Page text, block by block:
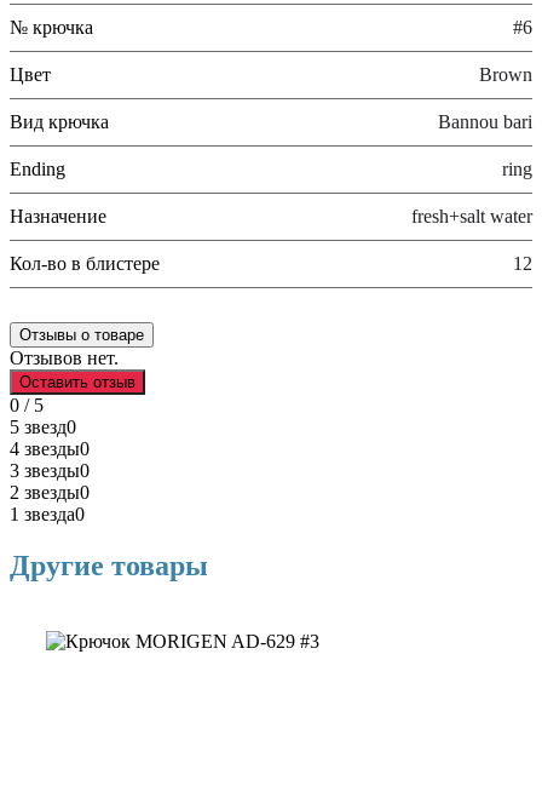
№ крючка #6
Цвет Brown
Вид крючка Bannou bari
Ending ring
Назначение fresh+salt water
Кол-во в блистере 12
Отзывы о товаре
Отзывов нет.
Оставить отзыв
0 / 5
5 звезд0
4 звезды0
3 звезды0
2 звезды0
1 звезда0
Другие товары